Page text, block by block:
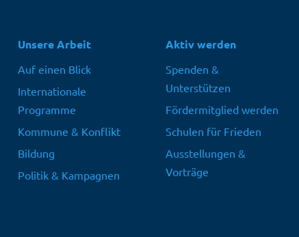
Hauptnavigation
Unsere Arbeit
Auf einen Blick
Internationale
Programme
Kommune & Konflikt
Bildung
Politik & Kampagnen
Aktiv werden
Spenden &
Unterstützen
Fördermitglied werden
Schulen für Frieden
Ausstellungen &
Vorträge